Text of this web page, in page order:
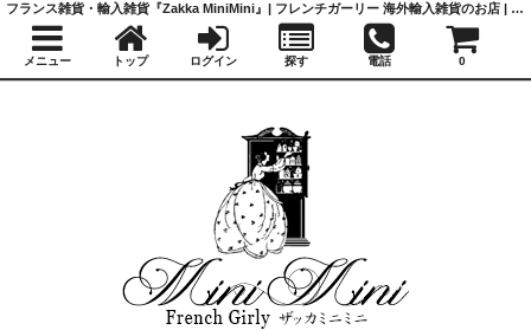
フランス雑貨・輸入雑貨『Zakka MiniMini』| フレンチガーリー 海外輸入雑貨のお店 | かわいい雑貨 | 蚤の市 | アンティーク
メニュー トップ ログイン 探す 電話 0